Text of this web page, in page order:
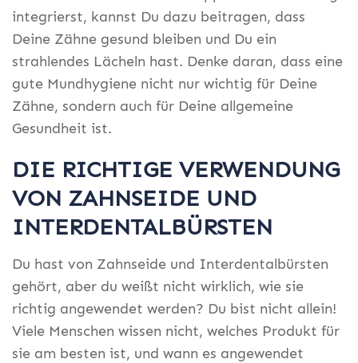
integrierst, kannst Du dazu beitragen, dass
Deine Zähne gesund bleiben und Du ein
strahlendes Lächeln hast. Denke daran, dass eine
gute Mundhygiene nicht nur wichtig für Deine
Zähne, sondern auch für Deine allgemeine
Gesundheit ist.
DIE RICHTIGE VERWENDUNG
VON ZAHNSEIDE UND
INTERDENTALBÜRSTEN
Du hast von Zahnseide und Interdentalbürsten
gehört, aber du weißt nicht wirklich, wie sie
richtig angewendet werden? Du bist nicht allein!
Viele Menschen wissen nicht, welches Produkt für
sie am besten ist, und wann es angewendet